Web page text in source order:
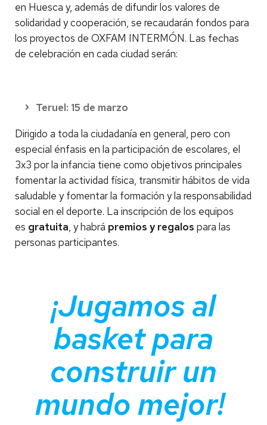
en Huesca y, además de difundir los valores de
solidaridad y cooperación, se recaudarán fondos para
los proyectos de OXFAM INTERMÓN. Las fechas
de celebración en cada ciudad serán:
Teruel: 15 de marzo
Dirigido a toda la ciudadanía en general, pero con
especial énfasis en la participación de escolares, el
3x3 por la infancia tiene como objetivos principales
fomentar la actividad física, transmitir hábitos de vida
saludable y fomentar la formación y la responsabilidad
social en el deporte. La inscripción de los equipos
es gratuita, y habrá premios y regalos para las
personas participantes.
¡Jugamos al
basket para
construir un
mundo mejor!